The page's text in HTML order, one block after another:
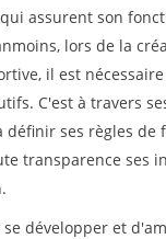
assurent son
lors de la
il est
C'est à travers
définir ses règles de
transparence ses
se développer et